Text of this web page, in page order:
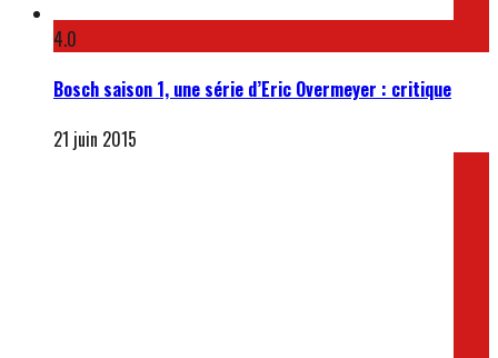
4.0
Bosch saison 1, une série d’Eric Overmeyer : critique
21 juin 2015